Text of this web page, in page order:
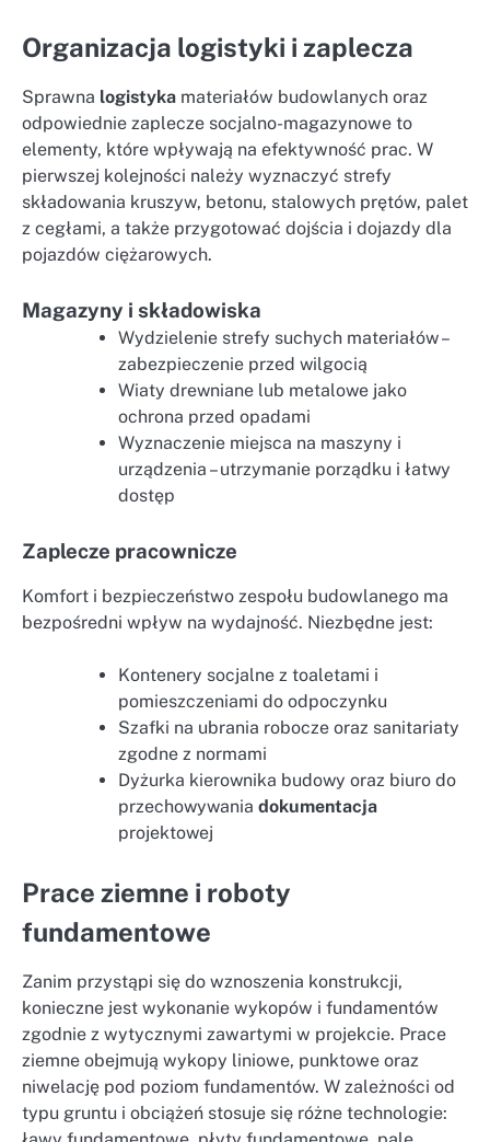
Organizacja logistyki i zaplecza
Sprawna logistyka materiałów budowlanych oraz
odpowiednie zaplecze socjalno-magazynowe to
elementy, które wpływają na efektywność prac. W
pierwszej kolejności należy wyznaczyć strefy
składowania kruszyw, betonu, stalowych prętów, palet
z cegłami, a także przygotować dojścia i dojazdy dla
pojazdów ciężarowych.
Magazyny i składowiska
Wydzielenie strefy suchych materiałów –
zabezpieczenie przed wilgocią
Wiaty drewniane lub metalowe jako
ochrona przed opadami
Wyznaczenie miejsca na maszyny i
urządzenia – utrzymanie porządku i łatwy
dostęp
Zaplecze pracownicze
Komfort i bezpieczeństwo zespołu budowlanego ma
bezpośredni wpływ na wydajność. Niezbędne jest:
Kontenery socjalne z toaletami i
pomieszczeniami do odpoczynku
Szafki na ubrania robocze oraz sanitariaty
zgodne z normami
Dyżurka kierownika budowy oraz biuro do
przechowywania dokumentacja
projektowej
Prace ziemne i roboty
fundamentowe
Zanim przystąpi się do wznoszenia konstrukcji,
konieczne jest wykonanie wykopów i fundamentów
zgodnie z wytycznymi zawartymi w projekcie. Prace
ziemne obejmują wykopy liniowe, punktowe oraz
niwelację pod poziom fundamentów. W zależności od
typu gruntu i obciążeń stosuje się różne technologie: